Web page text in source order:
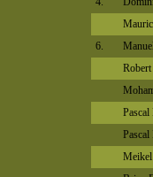
6.
Pascal